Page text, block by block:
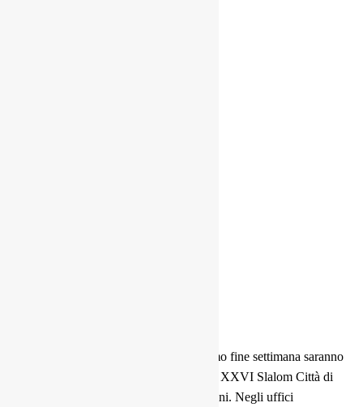
Cresce il numero dei piloti che il prossimo fine settimana saranno
in Molise per contendersi il successo del XXVI Slalom Città di
Campobasso Memorial Gianluca Battistini. Negli uffici